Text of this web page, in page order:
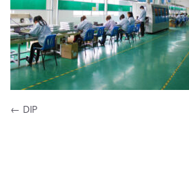
Навигация по
← DIP